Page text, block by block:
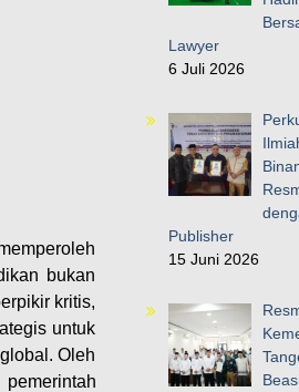
bukan
kritis,
untuk
Oleh
Lawyer
6 Juli 2026
Publisher
15 Juni 2026